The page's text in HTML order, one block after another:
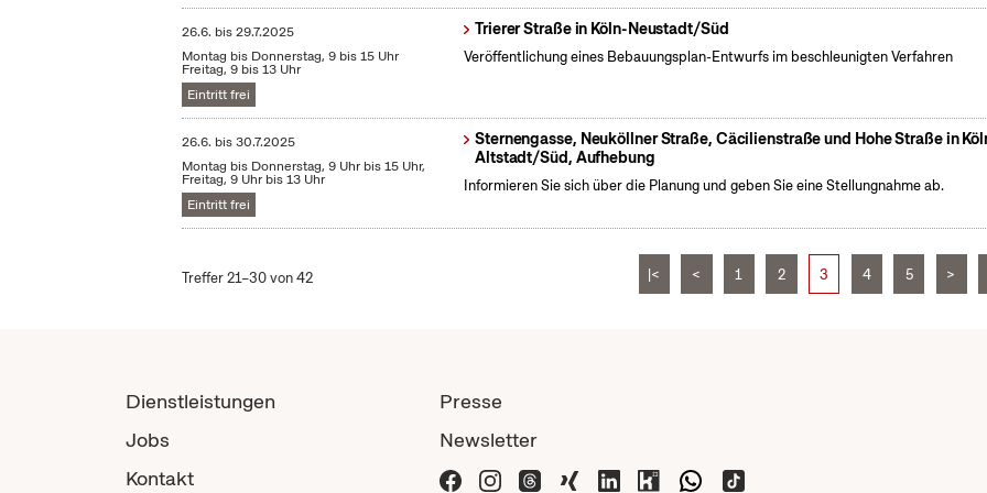
26.6. bis29.7.2025
Montag bis Donnerstag, 9 bis 15 Uhr
Freitag, 9 bis 13 Uhr
Eintritt frei
Trierer Straße in Köln-Neustadt/Süd
Veröffentlichung eines Bebauungsplan-Entwurfs im beschleunigten Verfahren
26.6. bis30.7.2025
Montag bis Donnerstag, 9 Uhr bis 15 Uhr,
Freitag, 9 Uhr bis 13 Uhr
Eintritt frei
Sternengasse, Neuköllner Straße, Cäcilienstraße und Hohe Straße in
Altstadt/Süd, Aufhebung
Informieren Sie sich über die Planung und geben Sie eine Stellungnahme ab.
Treffer 21–30 von 42 |< < 1 2 3 4 5 >
Dienstleistungen
Jobs
Kontakt
Presse
Newsletter